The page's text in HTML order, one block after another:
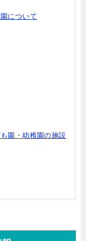
について
園・幼稚園の施設